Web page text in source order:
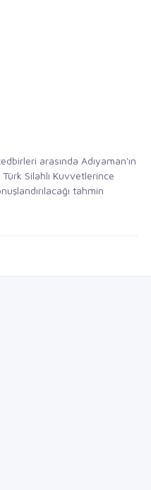
arasında Adıyaman'ın
Silahlı Kuvvetlerince
tahmin